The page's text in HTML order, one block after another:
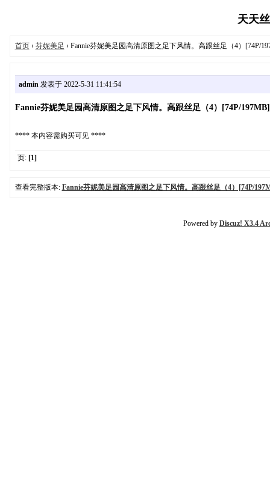
天天
首页› 芬妮美足 › Fannie芬妮美足园高清原图之足下风情。高跟丝足（4）[74P/
admin发表于 2022-5-31 11:41:54
Fannie芬妮美足园高清原图之足下风情。高跟丝足（4）[74P/197MB]
**** 本内容需购买可见 ****
页: [1]
查看完整版本: Fannie芬妮美足园高清原图之足下风情。高跟丝足（4）[74P/
Powered by Discuz! X3.4